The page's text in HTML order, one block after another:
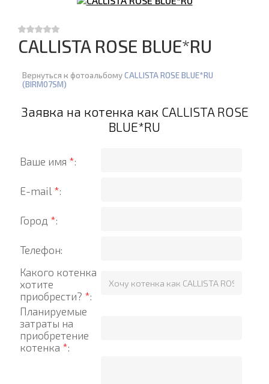
CALLISTA ROSE BLUE*RU
Вернуться к фотоальбомуCALLISTA ROSE BLUE*RU
(BIRM07SM)
Заявка на котенка как CALLISTA ROSE
BLUE*RU
Ваше имя *:
E-mail *:
Город *:
Телефон:
Какого котенка
хотите
приобрести? *:
Планируемые
затраты на
приобретение
котенка *: